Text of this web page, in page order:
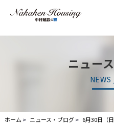
ニュー
ホーム ニュース・ブログ 6月30日（